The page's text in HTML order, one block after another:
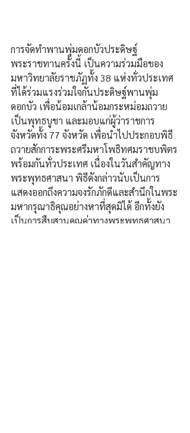
การจัดทำพานพุ่มดอกบัวประดิษฐ์
พระราชทานครั้งนี้ เป็นความร่วมมือของ
มหาวิทยาลัยราชภัฏทั้ง 38 แห่งทั่วประเทศ
ที่ได้ร่วมแรงร่วมใจกันประดิษฐ์พานพุ่ม
ดอกบัว เพื่อน้อมเกล้าน้อมกระหม่อมถวาย
เป็นพุทธบูชา และมอบแก่ผู้ว่าราชการ
จังหวัดทั้ง 77 จังหวัด เพื่อนำไปประกอบพิธี
ถวายสักการะพระศรีมหาโพธิทศมราชบพิตร
พร้อมกันทั่วประเทศ เนื่องในวันสำคัญทาง
พระพุทธศาสนา พิธีดังกล่าวนับเป็นการ
แสดงออกถึงความจงรักภักดีและสำนึกในพระ
มหากรุณาธิคุณอย่างหาที่สุดมิได้ อีกทั้งยัง
เป็นการสืบสานคุณค่าทางพระพุทธศาสนา